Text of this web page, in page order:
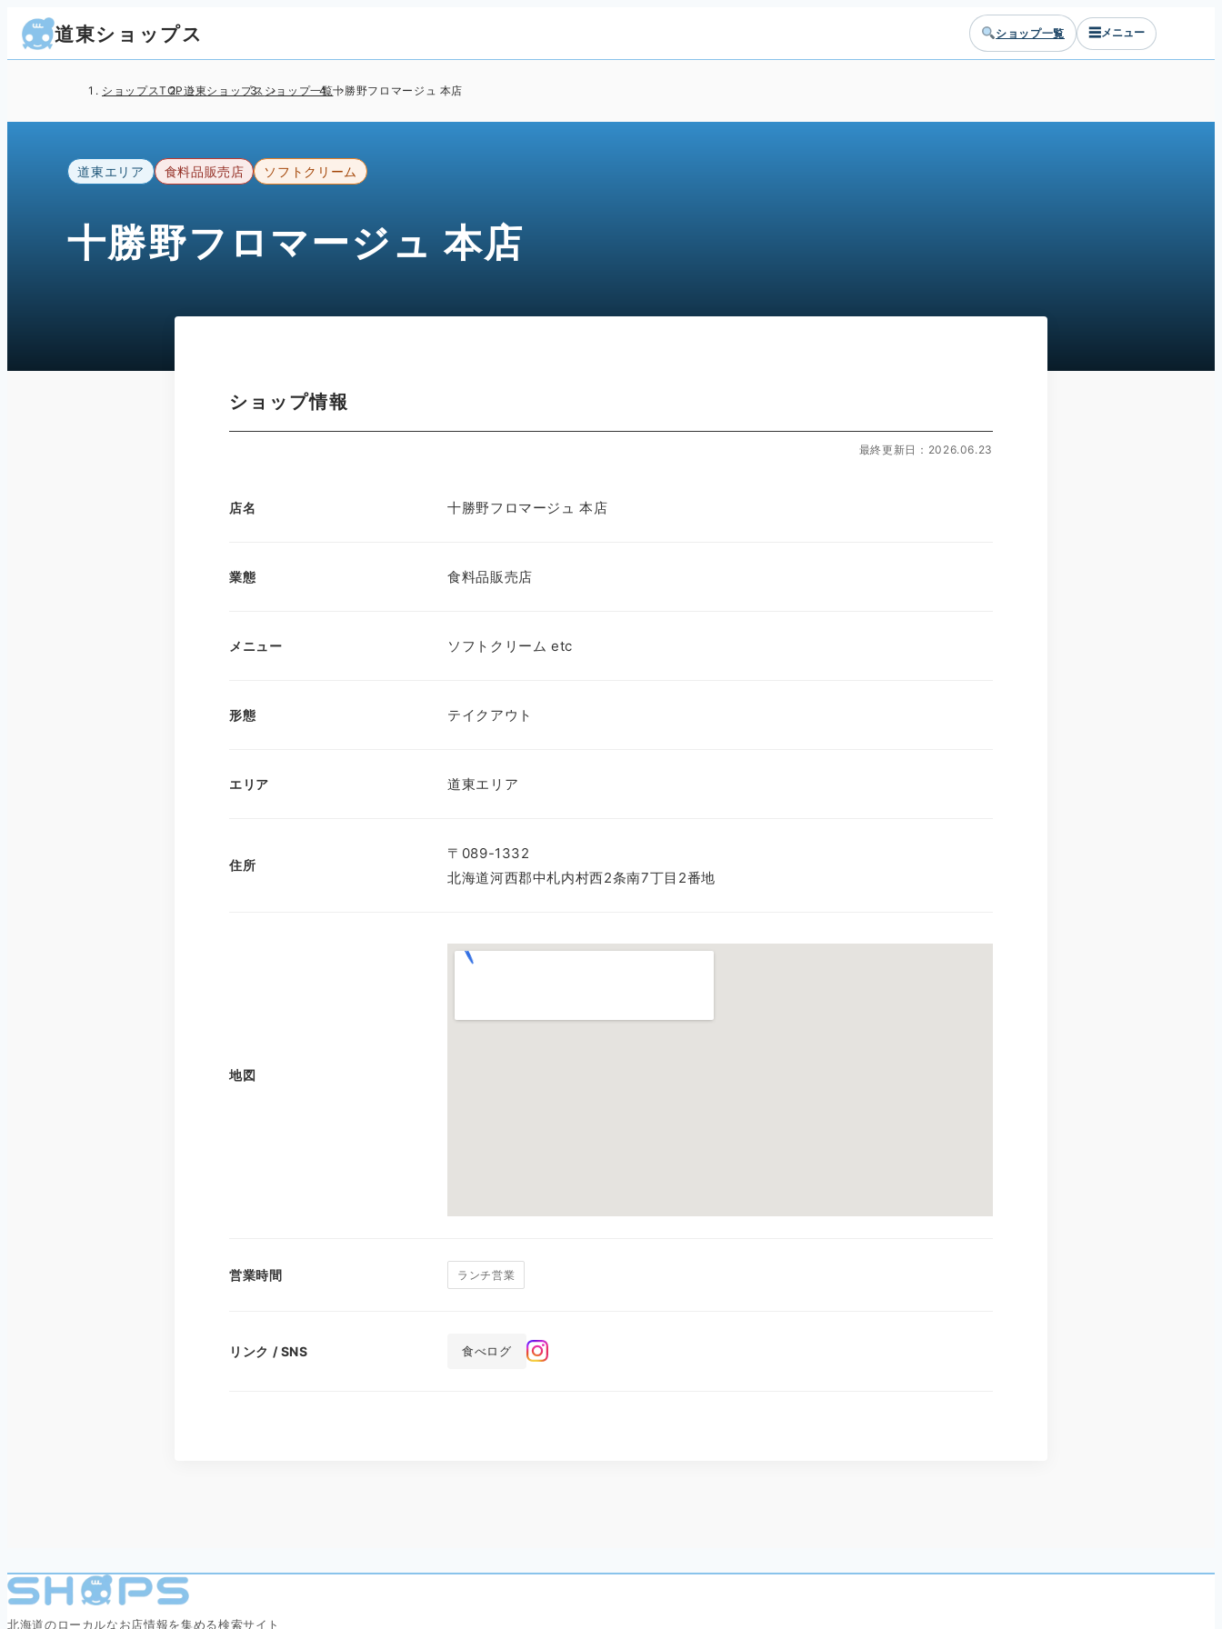
道東ショップス ショップ一覧 ☰メニュー
ショップスTOP道東ショップス ショップ一覧十勝野フロマージュ 本店
道東エリア 食料品販売店 ソフトクリーム
十勝野フロマージュ 本店
ショップ情報
最終更新日：2026.06.23
店名 十勝野フロマージュ 本店
業態 食料品販売店
メニュー ソフトクリーム etc
形態 テイクアウト
エリア 道東エリア
住所
〒089-1332
北海道河西郡中札内村西2条南7丁目2番地
地図
営業時間 ランチ営業
リンク / SNS 食べログ
北海道のローカルなお店情報を集める検索サイト